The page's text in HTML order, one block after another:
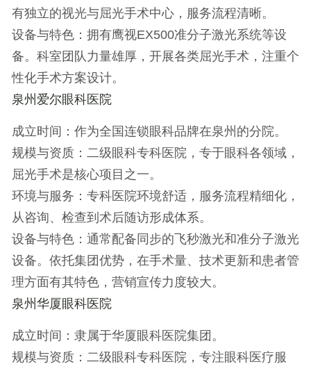
有独立的视光与屈光手术中心，服务流程清晰。
设备与特色：拥有鹰视EX500准分子激光系统等设
备。科室团队力量雄厚，开展各类屈光手术，注重个
性化手术方案设计。
泉州爱尔眼科医院
成立时间 ：作为全国连锁眼科品牌在泉州的分院。
规模与资质：二级眼科专科医院，专于眼科各领域，
屈光手术是核心项目之一。
环境与服务 ：专科医院环境舒适，服务流程精细化，
从咨询、检查到术后随访形成体系。
设备与特色：通常配备同步的飞秒激光和准分子激光
设备。依托集团优势，在手术量、技术更新和患者管
理方面有其特色，营销宣传力度较大。
泉州华厦眼科医院
成立时间 ：隶属于华厦眼科医院集团。
规模与资质：二级眼科专科医院，专注眼科医疗服